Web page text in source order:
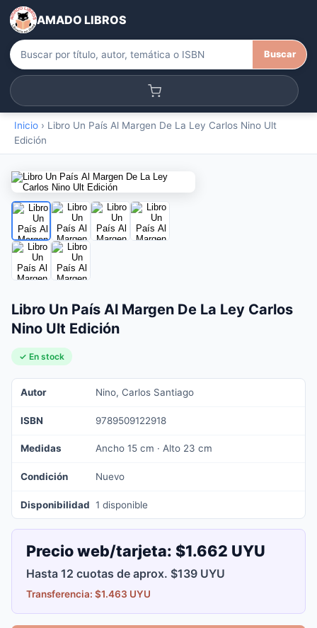
AMADO LIBROS
Buscar
Inicio › Libro Un País Al Margen De La Ley Carlos Nino Ult
Edición
Libro Un País Al Margen De La Ley Carlos
Nino Ult Edición
✓ En stock
Autor Nino, Carlos Santiago
ISBN 9789509122918
Medidas Ancho 15 cm · Alto 23 cm
Condición Nuevo
Disponibilidad 1 disponible
Precio web/tarjeta: $1.662 UYU
Hasta 12 cuotas de aprox. $139 UYU
Transferencia: $1.463 UYU